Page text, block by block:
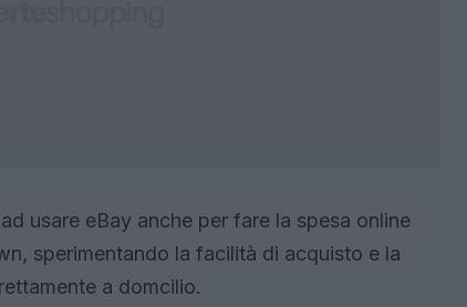
usare eBay anche per fare la spesa online
sperimentando la facilità di acquisto e la
a domcilio.